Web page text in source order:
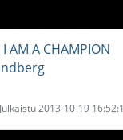
I AM A CHAMPION
Julkaistu 2013-10-19